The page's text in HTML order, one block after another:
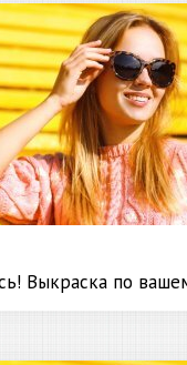
Выкраска по